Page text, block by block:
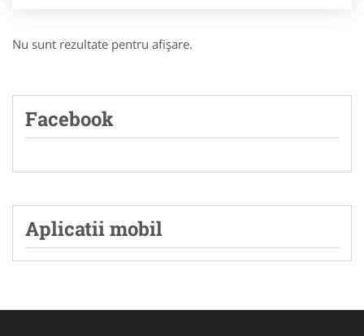
Nu sunt rezultate pentru afişare.
Facebook
Aplicatii mobil